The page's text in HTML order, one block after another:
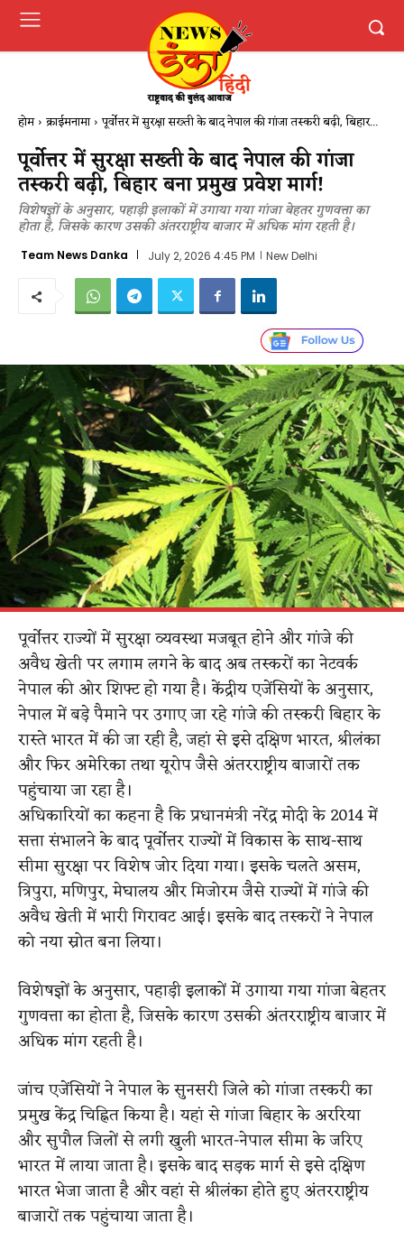
होम क्राईमनामा पूर्वोत्तर में सुरक्षा सख्ती के बाद नेपाल की गांजा तस्करी बढ़ी, बिहार...
पूर्वोत्तर में सुरक्षा सख्ती के बाद नेपाल की गांजा
तस्करी बढ़ी, बिहार बना प्रमुख प्रवेश मार्ग​!
विशेषज्ञों के अनुसार, पहाड़ी इलाकों में उगाया गया गांजा बेहतर गुणवत्ता का
होता है, जिसके कारण उसकी अंतरराष्ट्रीय बाजार में अधिक मांग रहती है।
Team News Danka July 2, 2026 4:45 PM New Delhi
पूर्वोत्तर राज्यों में सुरक्षा व्यवस्था मजबूत होने और गांजे की
अवैध खेती पर लगाम लगने के बाद अब तस्करों का नेटवर्क
नेपाल की ओर शिफ्ट हो गया है। केंद्रीय एजेंसियों के अनुसार,
नेपाल में बड़े पैमाने पर उगाए जा रहे गांजे की तस्करी बिहार के
रास्ते भारत में की जा रही है, जहां से इसे दक्षिण भारत, श्रीलंका
और फिर अमेरिका तथा यूरोप जैसे अंतरराष्ट्रीय बाजारों तक
पहुंचाया जा रहा है।
अधिकारियों का कहना है कि प्रधानमंत्री नरेंद्र मोदी के 2014 में
सत्ता संभालने के बाद पूर्वोत्तर राज्यों में विकास के साथ-साथ
सीमा सुरक्षा पर विशेष जोर दिया गया। इसके चलते असम,
त्रिपुरा, मणिपुर, मेघालय और मिजोरम जैसे राज्यों में गांजे की
अवैध खेती में भारी गिरावट आई। इसके बाद तस्करों ने नेपाल
को नया स्रोत बना लिया।
विशेषज्ञों के अनुसार, पहाड़ी इलाकों में उगाया गया गांजा बेहतर
गुणवत्ता का होता है, जिसके कारण उसकी अंतरराष्ट्रीय बाजार में
अधिक मांग रहती है।
जांच एजेंसियों ने नेपाल के सुनसरी जिले को गांजा तस्करी का
प्रमुख केंद्र चिह्नित किया है। यहां से गांजा बिहार के अररिया
और सुपौल जिलों से लगी खुली भारत-नेपाल सीमा के जरिए
भारत में लाया जाता है। इसके बाद सड़क मार्ग से इसे दक्षिण
भारत भेजा जाता है और वहां से श्रीलंका होते हुए अंतरराष्ट्रीय
बाजारों तक पहुंचाया जाता है।